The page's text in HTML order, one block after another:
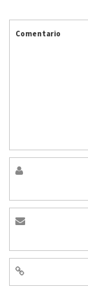
Comentario